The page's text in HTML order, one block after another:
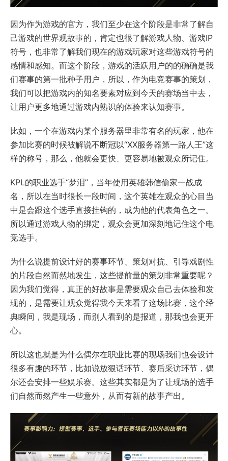
因为作为游戏的官方，我们至少在这个阶段是非常了解自
己游戏的世界观故事的，肯定也很了解游戏人物、游戏IP
符号，也非常了解我们现在的游戏玩家对这些游戏符号的
感情和感知。而这个阶段，游戏的活跃用户的的确确是我
们赛事的第一批种子用户，所以，作为电竞赛事的策划，
我们可以把游戏内的知名要素对应到今天的赛场当中去，
让用户更多地通过游戏内熟识的体验来认知赛事。
比如，一个在游戏内某个服务器里非常有名的玩家，他在
参加比赛的时候被解说不断冠以“XX服务器第一路人王”这
样的称号，那么，他就会更快、更容易地被观众所记住。
KPL的职业选手“梦泪”，当年使用英雄韩信偷家一战成
名，所以在当时很长一段时间，这个英雄在观众的心目当
中是会跟这个选手直接挂钩的，成为他的代表角色之一。
所以通过游戏人物的绑定，观众会更加深刻地记住这个电
竞选手。
为什么说提前设计好的赛事环节、策划对抗、引导戏剧性
的片段自然而然地发生，这些提前量的策划非常重要呢？
因为我们觉得，真正的好故事是需要观众自己去体验和发
现的，是需要让观众觉得我今天来看了这场比赛，这个经
典瞬间，我是现场，而别人看到的是报道，那我也会更开
心。
所以这也就是为什么偶尔在职业比赛的现场我们也会设计
很多有趣的环节，比如说放狠话环节、赛后采访环节，偶
尔还会安排一些娱乐赛。这些其实都是为了让现场的选手
们自然而然产生一些意外，从而有新的故事产出。